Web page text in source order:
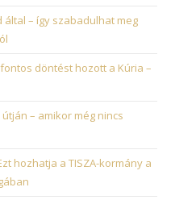
– így szabadulhat meg
döntést hozott a Kúria –
– amikor még nincs
hozhatja a TISZA-kormány a